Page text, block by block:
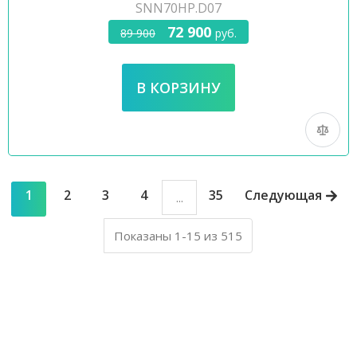
SNN70HP.D07
89 900 72 900 руб.
1 2 3 4 ... 35 Следующая
Показаны 1-15 из 515